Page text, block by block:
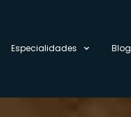
Especialidades Blog